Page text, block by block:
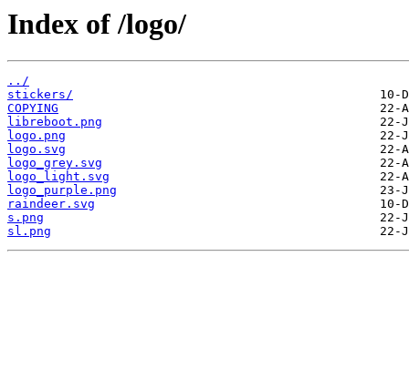
Index of /logo/
../
stickers/
COPYING
libreboot.png
logo.png
logo.svg
logo_grey.svg
logo_light.svg
logo_purple.png
raindeer.svg
s.png
sl.png